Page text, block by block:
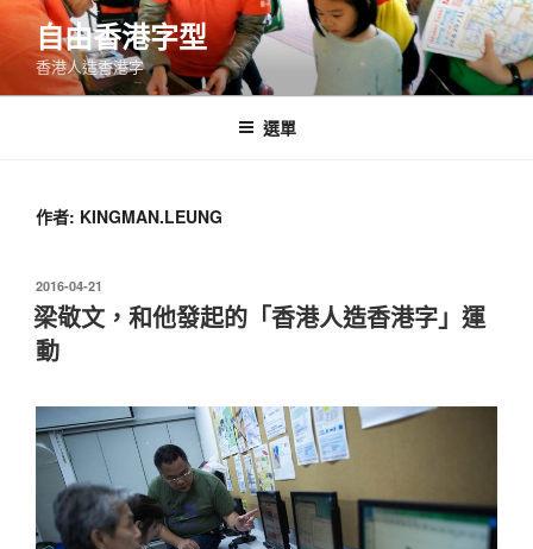
跳
至
內
容
自由香港字型
香港人造香港字
選單
作者: KINGMAN.LEUNG
發
表
於
2016-04-21
梁敬文，和他發起的「香港人造香港字」運
動